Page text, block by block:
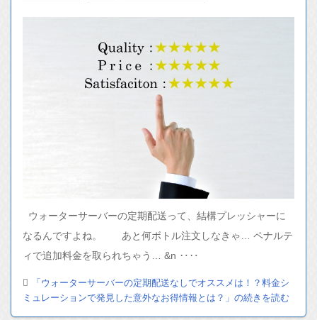
ウォーターサーバーの定期配送って、結構プレッシャーに
なるんですよね。 あと何ボトル注文しなきゃ… ペナルテ
ィで追加料金を取られちゃう… &n ‥‥
「ウォーターサーバーの定期配送なしでオススメは！？料金シ
ミュレーションで発見した意外なお得情報とは？」の続きを読む